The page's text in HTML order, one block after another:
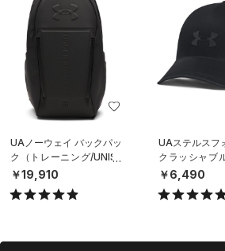
UAノーウェイ バックパッ
ク（トレーニング/UNISE
X）
￥19,910
UAステルスフ
クラッシャブ
（ライフスタ
￥6,490